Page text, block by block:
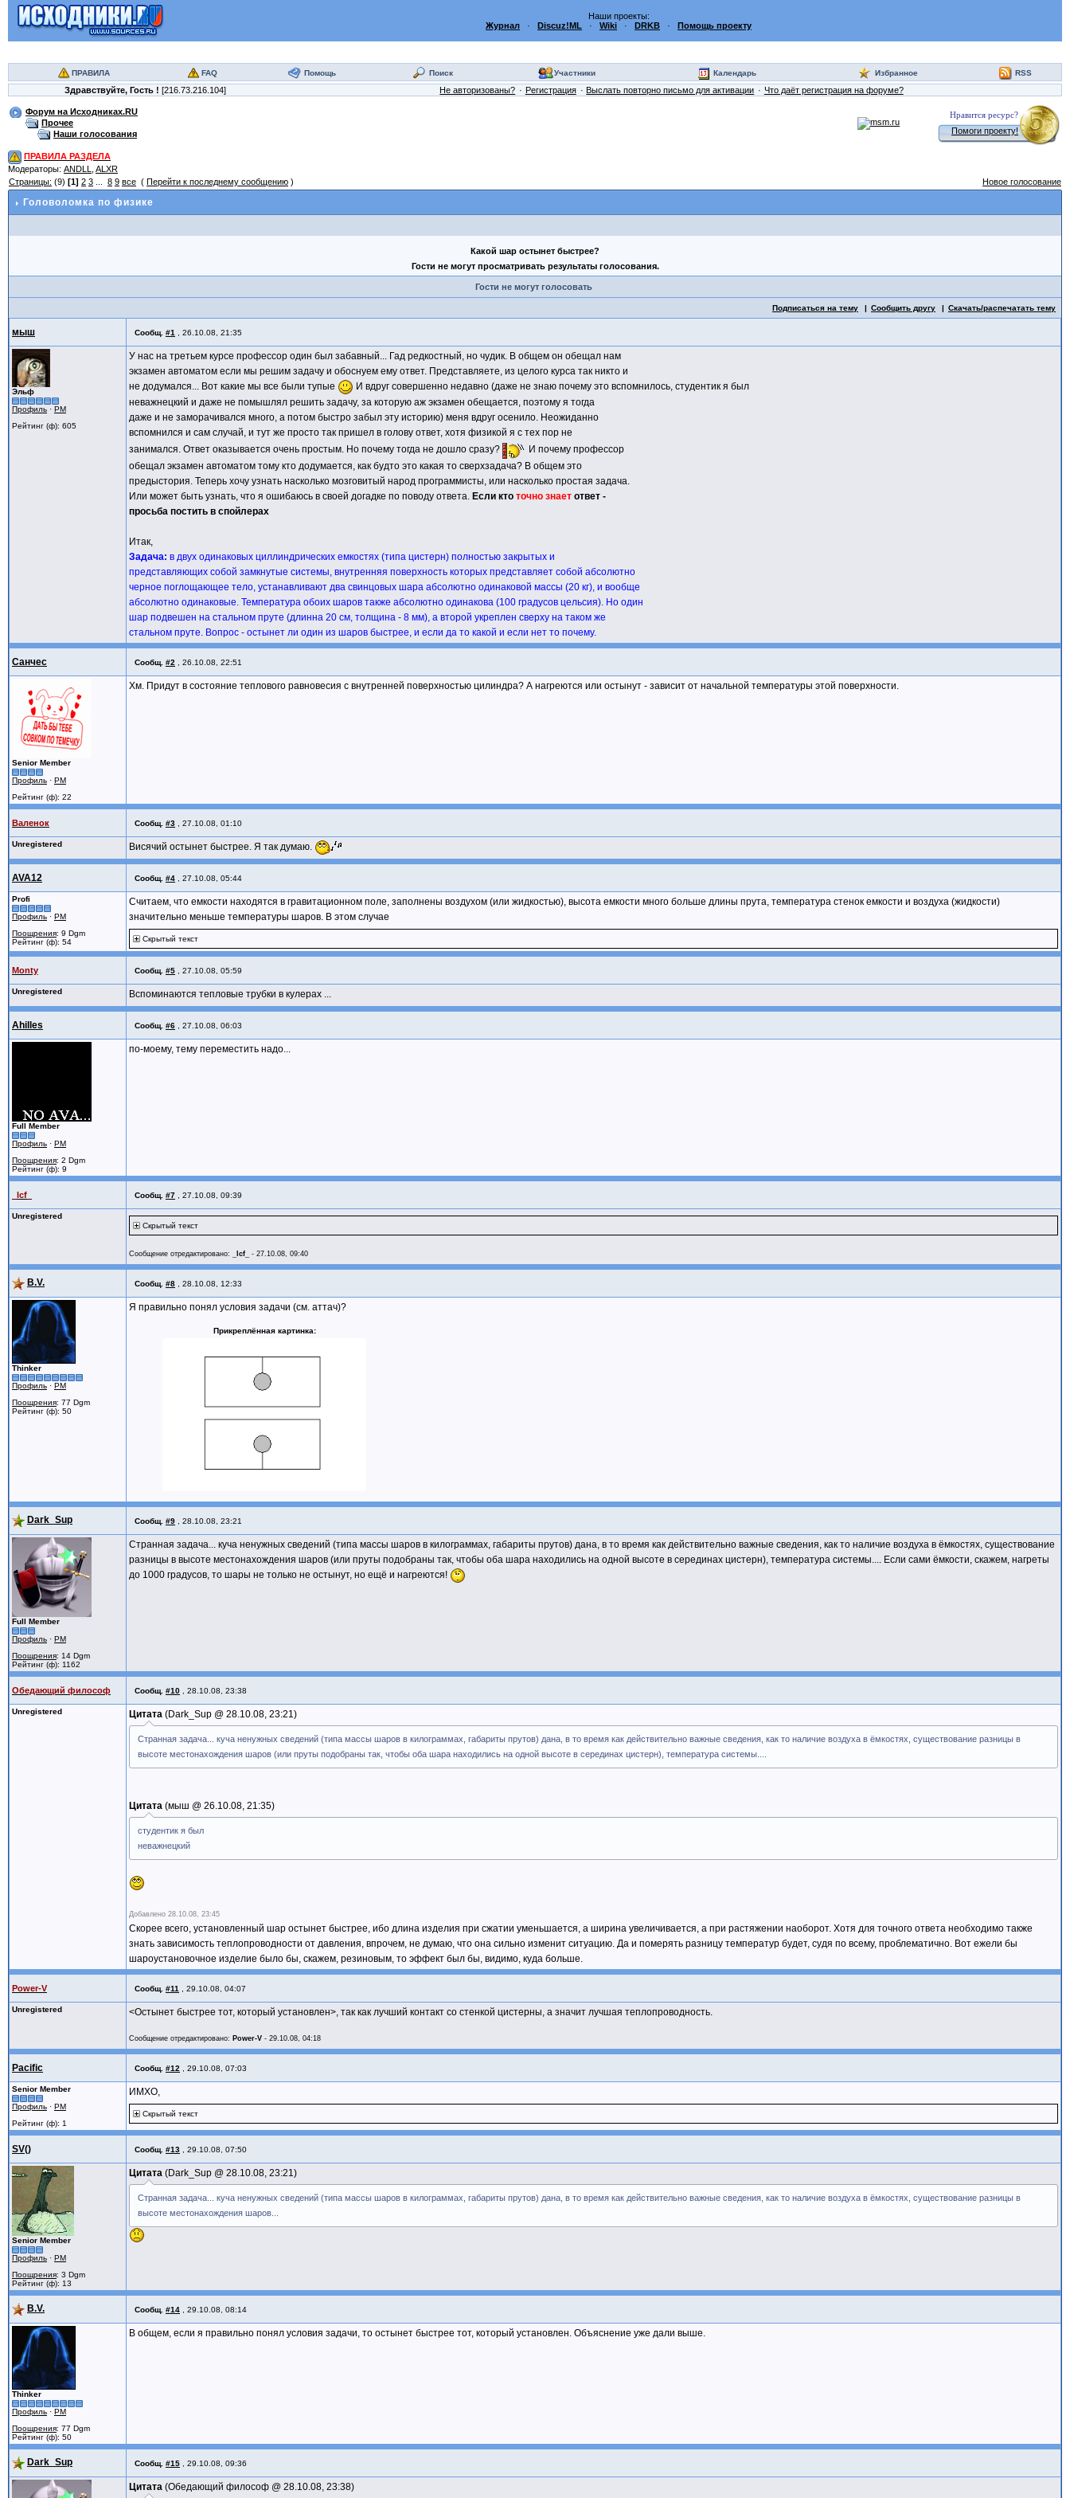
Наши проекты:
Журнал · Discuz!ML · Wiki · DRKB · Помощь проекту
ПРАВИЛА FAQ Помощь Поиск Участники Календарь Избранное RSS
Здравствуйте, Гость ! [216.73.216.104] Не авторизованы? Регистрация Выслать повторно письмо для активации Что даёт регистрация на форуме?
Форум на Исходниках.RU
Прочее
Наши голосования
Нравится ресурс?
Помоги проекту!
ПРАВИЛА РАЗДЕЛА
Модераторы: ANDLL
ALXR
Страницы: (9) [1] 2 3 8 9 все ( Перейти к последнему сообщению ) Новое голосование
Головоломка по физике
Какой шар остынет быстрее?
Гости не могут просматривать результаты голосования.
Гости не могут голосовать
Подписаться на тему Сообщить другу Скачать/распечатать тему
мыш Сообщ. #1 26.10.08, 21:35
Эльф
Профиль · PM
Рейтинг (ф): 605
У нас на третьем курсе профессор один был забавный... Гад редкостный, но чудик. В общем он обещал нам
экзамен автоматом если мы решим задачу и обоснуем ему ответ. Представляете, из целого курса так никто и
не додумался... Вот какие мы все были тупые
И вдруг совершенно недавно (даже не знаю почему это вспомнилось, студентик я был
неважнецкий и даже не помышлял решить задачу, за которую аж экзамен обещается, поэтому я тогда
даже и не заморачивался много, а потом быстро забыл эту историю) меня вдруг осенило. Неожиданно
вспомнился и сам случай, и тут же просто так пришел в голову ответ, хотя физикой я с тех пор не
занимался. Ответ оказывается очень простым. Но почему тогда не дошло сразу?
И почему профессор
обещал экзамен автоматом тому кто додумается, как будто это какая то сверхзадача? В общем это
предыстория. Теперь хочу узнать насколько мозговитый народ программисты, или насколько простая задача.
Или может быть узнать, что я ошибаюсь в своей догадке по поводу ответа. Если кто точно знает ответ -
просьба постить в спойлерах
Итак,
Задача: в двух одинаковых циллиндрических емкостях (типа цистерн) полностью закрытых и
представляющих собой замкнутые системы, внутренняя поверхность которых представляет собой абсолютно
черное поглощающее тело, устанавливают два свинцовых шара абсолютно одинаковой массы (20 кг), и вообще
абсолютно одинаковые. Температура обоих шаров также абсолютно одинакова (100 градусов цельсия). Но один
шар подвешен на стальном пруте (длинна 20 см, толщина - 8 мм), а второй укреплен сверху на таком же
стальном пруте. Вопрос - остынет ли один из шаров быстрее, и если да то какой и если нет то почему.
Санчес Сообщ. #2 26.10.08, 22:51
Senior Member
Профиль · PM
Рейтинг (ф): 22
Хм. Придут в состояние теплового равновесия с внутренней поверхностью цилиндра? А нагреются или остынут - зависит от начальной температуры этой поверхности.
Валенок Сообщ. #3 27.10.08, 01:10
Unregistered Висячий остынет быстрее. Я так думаю.
AVA12 Сообщ. #4 27.10.08, 05:44
Profi
Профиль · PM
Поощрения: 9 Dgm
Рейтинг (ф): 54
Считаем, что емкости находятся в гравитационном поле, заполнены воздухом (или жидкостью), высота емкости много больше длины прута, температура стенок емкости и воздуха (жидкости)
значительно меньше температуры шаров. В этом случае
Скрытый текст
Monty Сообщ. #5 27.10.08, 05:59
Unregistered Вспоминаются тепловые трубки в кулерах ...
Ahilles Сообщ. #6 27.10.08, 06:03
Full Member
Профиль · PM
Поощрения: 2 Dgm
Рейтинг (ф): 9
по-моему, тему переместить надо...
_lcf_ Сообщ. #7 27.10.08, 09:39
Unregistered
Скрытый текст
Сообщение отредактировано: _lcf_ - 27.10.08, 09:40
B.V. Сообщ. #8 28.10.08, 12:33
Thinker
Профиль · PM
Поощрения: 77 Dgm
Рейтинг (ф): 50
Я правильно понял условия задачи (см. аттач)?
Прикреплённая картинка
Dark_Sup Сообщ. #9 28.10.08, 23:21
Full Member
Профиль · PM
Поощрения: 14 Dgm
Рейтинг (ф): 1162
Странная задача... куча ненужных сведений (типа массы шаров в килограммах, габариты прутов) дана, в то время как действительно важные сведения, как то наличие воздуха в ёмкостях, существование
разницы в высоте местонахождения шаров (или пруты подобраны так, чтобы оба шара находились на одной высоте в серединах цистерн), температура системы.... Если сами ёмкости, скажем, нагреты
до 1000 градусов, то шары не только не остынут, но ещё и нагреются!
Обедающий философ Сообщ. #10 28.10.08, 23:38
Unregistered Цитата Dark_Sup @ 28.10.08, 23:21
Странная задача... куча ненужных сведений (типа массы шаров в килограммах, габариты прутов) дана, в то время как действительно важные сведения, как то наличие воздуха в ёмкостях, существование разницы в
высоте местонахождения шаров (или пруты подобраны так, чтобы оба шара находились на одной высоте в серединах цистерн), температура системы....
Цитата мыш @ 26.10.08, 21:35
студентик я был
неважнецкий
Добавлено 28.10.08, 23:45
Скорее всего, установленный шар остынет быстрее, ибо длина изделия при сжатии уменьшается, а ширина увеличивается, а при растяжении наоборот. Хотя для точного ответа необходимо также
знать зависимость теплопроводности от давления, впрочем, не думаю, что она сильно изменит ситуацию. Да и померять разницу температур будет, судя по всему, проблематично. Вот ежели бы
шароустановочное изделие было бы, скажем, резиновым, то эффект был бы, видимо, куда больше.
Power-V Сообщ. #11 29.10.08, 04:07
Unregistered <Остынет быстрее тот, который установлен>, так как лучший контакт со стенкой цистерны, а значит лучшая теплопроводность.
Сообщение отредактировано: Power-V - 29.10.08, 04:18
Pacific Сообщ. #12 29.10.08, 07:03
Senior Member
Профиль · PM
Рейтинг (ф): 1
ИМХО,
Скрытый текст
SV() Сообщ. #13 29.10.08, 07:50
Senior Member
Профиль · PM
Поощрения: 3 Dgm
Рейтинг (ф): 13
Цитата Dark_Sup @ 28.10.08, 23:21
Странная задача... куча ненужных сведений (типа массы шаров в килограммах, габариты прутов) дана, в то время как действительно важные сведения, как то наличие воздуха в ёмкостях, существование разницы в
высоте местонахождения шаров...
B.V. Сообщ. #14 29.10.08, 08:14
Thinker
Профиль · PM
Поощрения: 77 Dgm
Рейтинг (ф): 50
В общем, если я правильно понял условия задачи, то остынет быстрее тот, который установлен. Объяснение уже дали выше.
Dark_Sup Сообщ. #15 29.10.08, 09:36
Цитата Обедающий философ @ 28.10.08, 23:38